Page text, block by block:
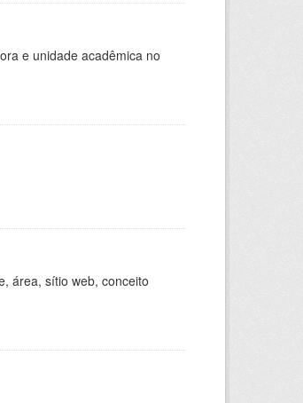
e unidade acadêmica no
área, sítio web, conceito